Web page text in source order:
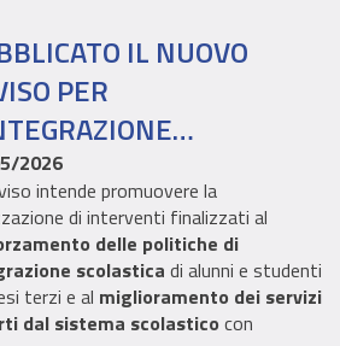
di soddisfazione rispetto ai processi, ai
e agli strumenti di supporto, al fine di
ambiti di miglioramento e
le future azioni di evoluzione del
si articola in due sezioni principali:
I – Valutazione del supporto
di Gestione / Organismo
: rilevazione del livello di
IL NUOVO
PER
DEGLI ALUNNI
2027-2028,
REGIONI E PROVINCE
NON COINVOLTE
IN CORSO
2026
intende promuovere la
di interventi finalizzati al
delle politiche di
scolastica di alunni e studenti
terzi e al miglioramento dei servizi
dal sistema scolastico con